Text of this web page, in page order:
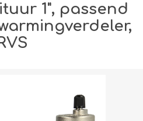
1", passend